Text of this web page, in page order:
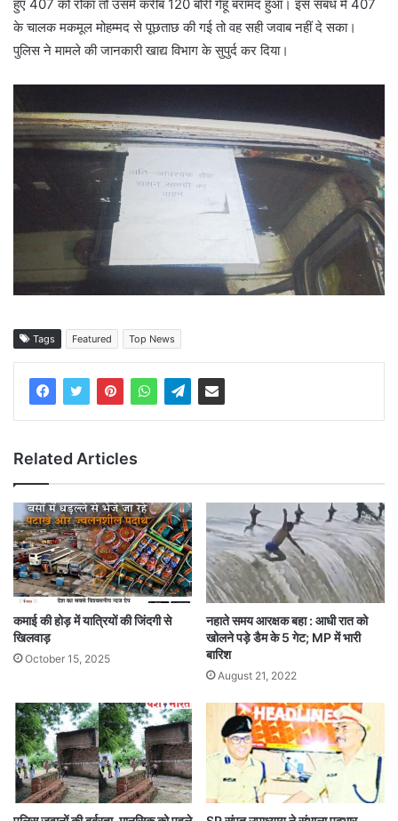
हुए 407 को रोका तो उसमें करीब 120 बोरी गेहूं बरामद हुआ। इस संबंध में 407
के चालक मकमूल मोहम्मद से पूछताछ की गई तो वह सही जवाब नहीं दे सका।
पुलिस ने मामले की जानकारी खाद्य विभाग के सुपुर्द कर दिया।
Tags Featured Top News
Related Articles
कमाई की होड़ में यात्रियों की जिंदगी से
खिलवाड़
October 15, 2025
नहाते समय आरक्षक बहा : आधी रात को
खोलने पड़े डैम के 5 गेट; MP में भारी
बारिश
August 21, 2022